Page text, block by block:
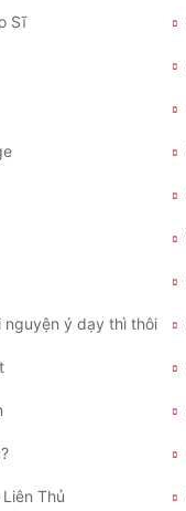
Sĩ
nguyện ý dạy thì thôi
Thủ